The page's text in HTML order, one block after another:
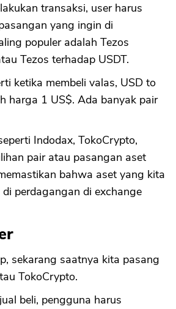
transaksi, user harus
yang ingin di
populer adalah Tezos
Tezos terhadap USDT.
ketika membeli valas, USD to
harga 1 US$. Ada banyak pair
Indodax, TokoCrypto,
pair atau pasangan aset
bahwa aset yang kita
perdagangan di exchange
sekarang saatnya kita pasang
TokoCrypto.
beli, pengguna harus